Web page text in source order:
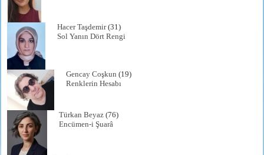
Hacer Taşdemir(31)
Sol Yanın Dört Rengi
Gencay Coşkun (19)
Renklerin Hesabı
Türkan Beyaz (76)
Encümen-i Şuarâ